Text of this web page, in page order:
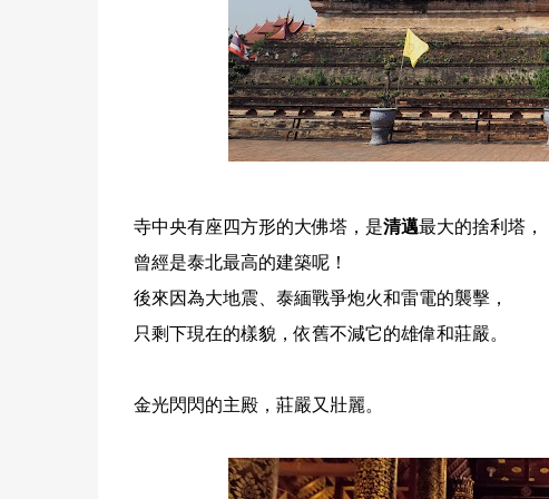
寺中央有座四方形的大佛塔，是清邁最大的捨利塔，
曾經是泰北最高的建築呢！
後來因為大地震、泰緬戰爭炮火和雷電的襲擊，
只剩下現在的樣貌，依舊不減它的雄偉和莊嚴。
金光閃閃的主殿，莊嚴又壯麗。